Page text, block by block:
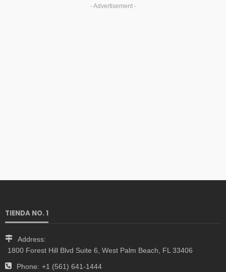
- Advertisement -
TIENDA NO. 1
Address:
1800 Forest Hill Blvd Suite 6, West Palm Beach, FL 33406
Phone: +1 (561) 641-1444